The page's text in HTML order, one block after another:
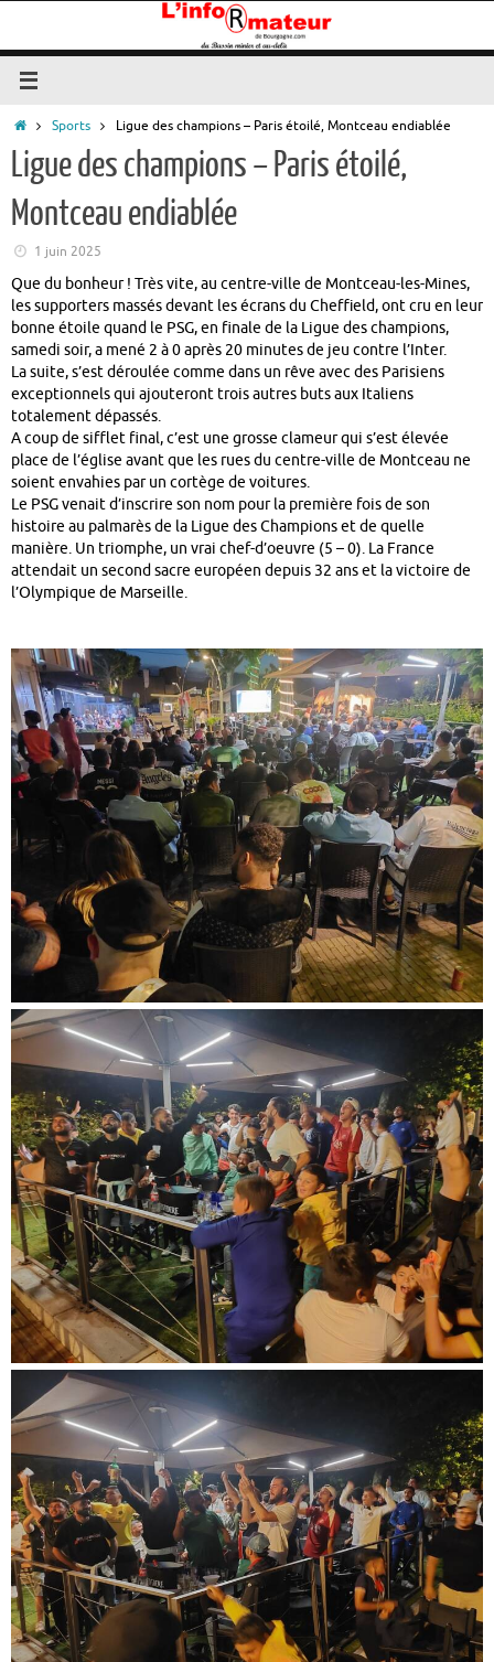
contenu
Accueil
Sports Ligue des champions – Paris étoilé, Montceau endiablée
Ligue des champions – Paris étoilé,
Montceau endiablée
1 juin 2025
Que du bonheur ! Très vite, au centre-ville de Montceau-les-Mines,
les supporters massés devant les écrans du Cheffield, ont cru en leur
bonne étoile quand le PSG, en finale de la Ligue des champions,
samedi soir, a mené 2 à 0 après 20 minutes de jeu contre l’Inter.
La suite, s’est déroulée comme dans un rêve avec des Parisiens
exceptionnels qui ajouteront trois autres buts aux Italiens
totalement dépassés.
A coup de sifflet final, c’est une grosse clameur qui s’est élevée
place de l’église avant que les rues du centre-ville de Montceau ne
soient envahies par un cortège de voitures.
Le PSG venait d’inscrire son nom pour la première fois de son
histoire au palmarès de la Ligue des Champions et de quelle
manière. Un triomphe, un vrai chef-d’oeuvre (5 – 0). La France
attendait un second sacre européen depuis 32 ans et la victoire de
l’Olympique de Marseille.